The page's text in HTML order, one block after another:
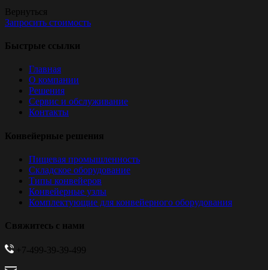
Вернуться
Запросить стоимость
Быстрые ссылки
Главная
О компании
Решения
Сервис и обслуживание
Контакты
Конвейерные решения
Пищевая промышленность
Складское оборудование
Типы конвейеров
Конвейерные узлы
Комплектующие для конвейерного оборудования
Свяжитесь с нами
+7-499-39-39-499